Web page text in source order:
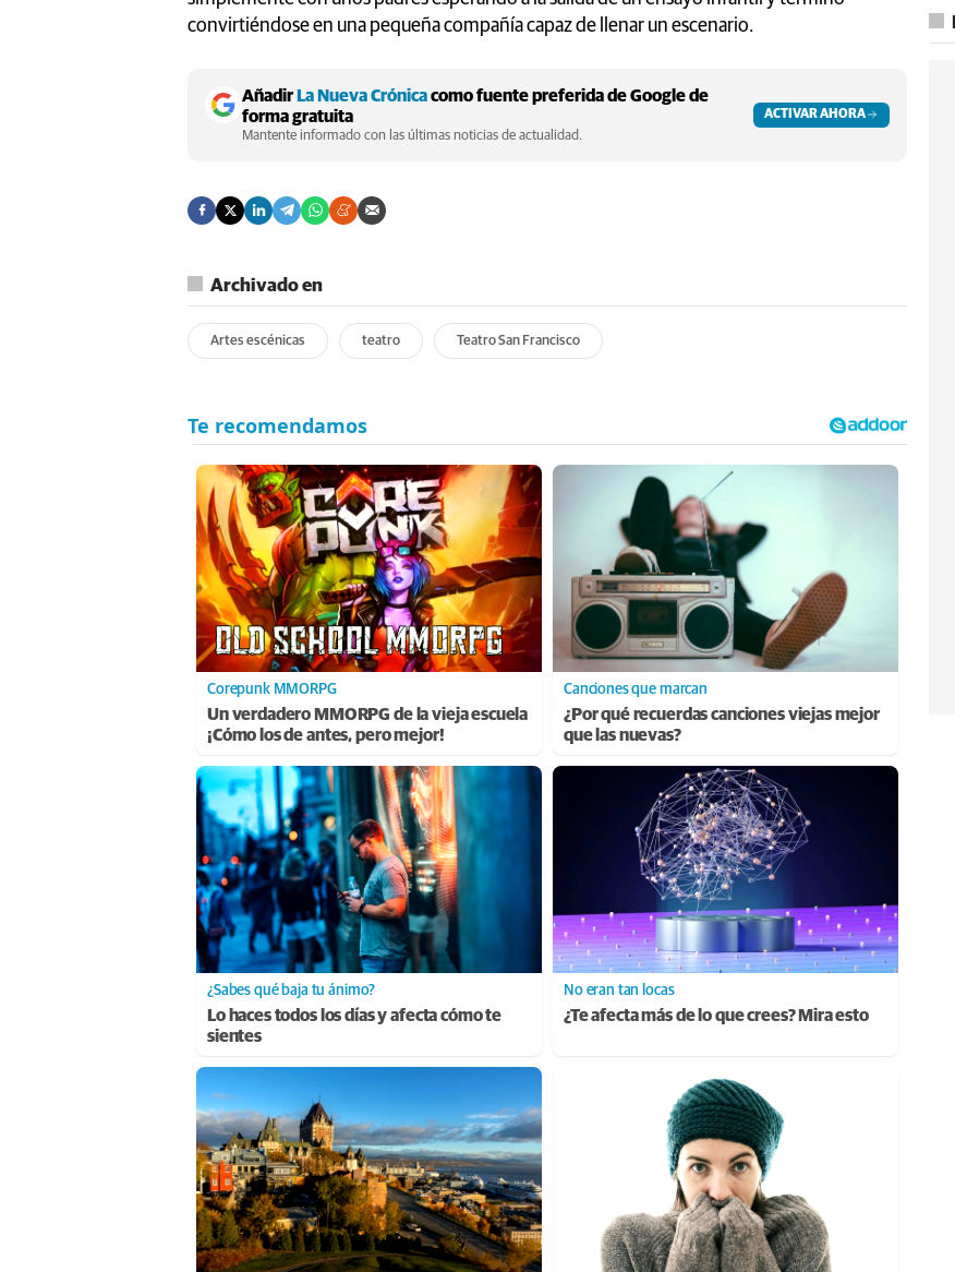
convirtiéndose en una pequeña compañía capaz de llenar un escenario.
AñadirLa Nueva Crónicacomo fuente preferida de Google de
forma gratuita
Mantente informado con las últimas noticias de actualidad.
ACTIVAR AHORA
Archivado en
Artes escénicas teatro Teatro San Francisco
Corepunk MMORPG
Un verdadero MMORPG de la vieja escuela
¡Cómo los de antes, pero mejor!
Canciones que marcan
¿Por qué recuerdas canciones viejas mejor
que las nuevas?
¿Sabes qué baja tu ánimo?
Lo haces todos los días y afecta cómo te
sientes
No eran tan locas
¿Te afecta más de lo que crees? Mira esto